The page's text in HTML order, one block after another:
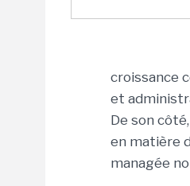
croissance
et
De son
en matière
managée